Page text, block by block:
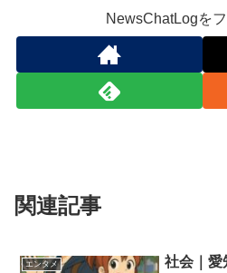
NewsChatLogを
関連記事
エンタメ 社会｜愛